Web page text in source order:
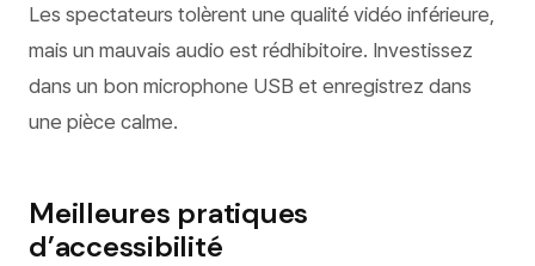
Les spectateurs tolèrent une qualité vidéo inférieure,
mais un mauvais audio est rédhibitoire. Investissez
dans un bon microphone USB et enregistrez dans
une pièce calme.
Meilleures pratiques
d’accessibilité